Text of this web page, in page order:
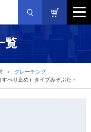
覧
グレーチング
べり止め）タイプみぞぶた－